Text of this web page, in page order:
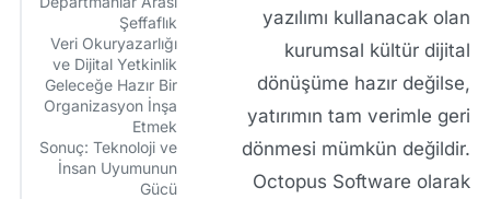
Şeffaflık
Veri Okuryazarlığı
ve Dijital Yetkinlik
Geleceğe Hazır Bir
Organizasyon İnşa
Etmek
Sonuç: Teknoloji ve
İnsan Uyumunun
Gücü
yazılımı kullanacak olan
kurumsal kültür dijital
dönüşüme hazır değilse,
yatırımın tam verimle geri
dönmesi mümkün değildir.
Octopus Software olarak